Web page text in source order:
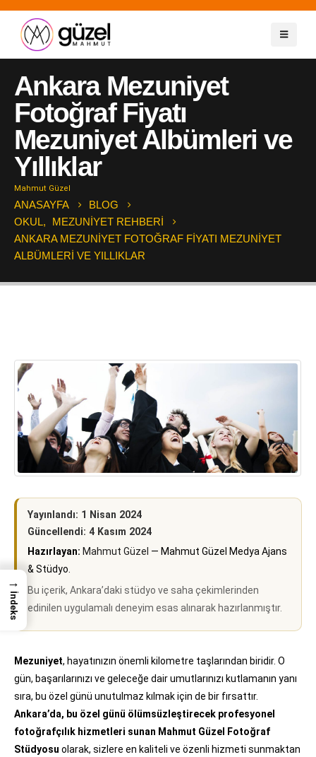
Ankara Mezuniyet
Fotoğraf Fiyatı
Mezuniyet Albümleri ve
Yıllıklar
Mahmut Güzel
ANASAYFA
BLOG
OKUL,
MEZUNIYET REHBERI
ANKARA MEZUNIYET FOTOĞRAF FIYATI MEZUNIYET
ALBÜMLERI VE YILLIKLAR
Yayınlandı: 1 Nisan 2024
Güncellendi: 4 Kasım 2024
Hazırlayan: Mahmut Güzel — Mahmut Güzel Medya Ajans
& Stüdyo.
Bu içerik, Ankara’daki stüdyo ve saha çekimlerinden
edinilen uygulamalı deneyim esas alınarak hazırlanmıştır.
Mezuniyet, hayatınızın önemli kilometre taşlarından biridir. O
gün, başarılarınızı ve geleceğe dair umutlarınızı kutlamanın yanı
sıra, bu özel günü unutulmaz kılmak için de bir fırsattır.
Ankara’da, bu özel günü ölümsüzleştirecek profesyonel
fotoğrafçılık hizmetleri sunan Mahmut Güzel Fotoğraf
Stüdyosu olarak, sizlere en kaliteli ve özenli hizmeti sunmaktan
→
İndeks